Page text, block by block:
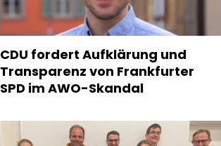
CDU fordert Aufklärung und
Transparenz von Frankfurter
SPD im AWO-Skandal